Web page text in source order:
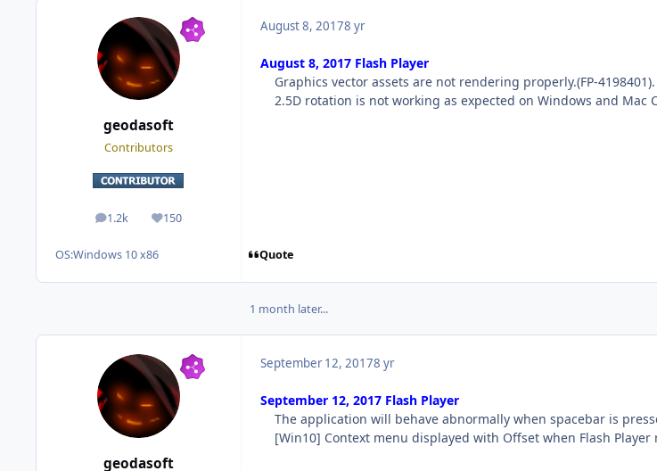
geodasoft
Contributors
1.2k
posts 150
Reputation
OS:Windows 10 x86
August 8, 20178 yr
August 8, 2017 Flash Player
Graphics vector assets are not rendering properly.(FP-4198401).
2.5D rotation is not working as expected on Windows and Mac
Quote
1 month later...
geodasoft
September 12, 20178 yr
September 12, 2017 Flash Player
The application will behave abnormally when spacebar is
[Win10] Context menu displayed with Offset when Flash Player